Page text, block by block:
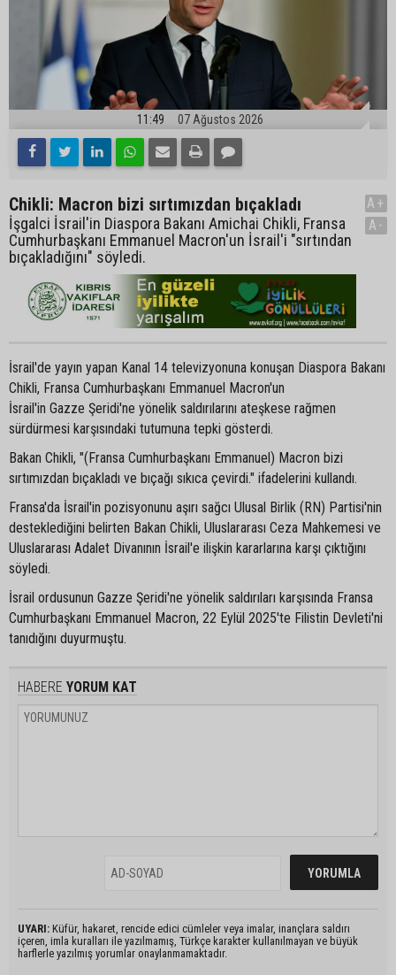
11:49 07 Ağustos 2026
Chikli: Macron bizi sırtımızdan bıçakladı
İşgalci İsrail'in Diaspora Bakanı Amichai Chikli, Fransa
Cumhurbaşkanı Emmanuel Macron'un İsrail'i "sırtından
bıçakladığını" söyledi.
A+
A-
İsrail'de yayın yapan Kanal 14 televizyonuna konuşan Diaspora Bakanı
Chikli, Fransa Cumhurbaşkanı Emmanuel Macron'un
İsrail'in Gazze Şeridi'ne yönelik saldırılarını ateşkese rağmen
sürdürmesi karşısındaki tutumuna tepki gösterdi.
Bakan Chikli, "(Fransa Cumhurbaşkanı Emmanuel) Macron bizi
sırtımızdan bıçakladı ve bıçağı sıkıca çevirdi." ifadelerini kullandı.
Fransa'da İsrail'in pozisyonunu aşırı sağcı Ulusal Birlik (RN) Partisi'nin
desteklediğini belirten Bakan Chikli, Uluslararası Ceza Mahkemesi ve
Uluslararası Adalet Divanının İsrail'e ilişkin kararlarına karşı çıktığını
söyledi.
İsrail ordusunun Gazze Şeridi'ne yönelik saldırıları karşısında Fransa
Cumhurbaşkanı Emmanuel Macron, 22 Eylül 2025'te Filistin Devleti'ni
tanıdığını duyurmuştu.
HABERE YORUM KAT
UYARI: Küfür, hakaret, rencide edici cümleler veya imalar, inançlara saldırı
içeren, imla kuralları ile yazılmamış, Türkçe karakter kullanılmayan ve büyük
harflerle yazılmış yorumlar onaylanmamaktadır.